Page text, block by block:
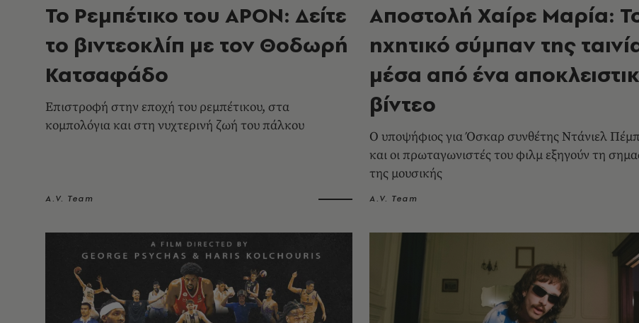
Το Ρεμπέτικο του APON: Δείτε
το βιντεοκλίπ με τον Θοδωρή
Κατσαφάδο
Επιστροφή στην εποχή του ρεμπέτικου, στα
κομπολόγια και στη νυχτερινή ζωή του πάλκου
A.V. Team
Αποστολή Χαίρε Μαρία:
ηχητικό σύμπαν της
μέσα από ένα
βίντεο
Ο υποψήφιος για Όσκαρ συνθέτης Ντάνιελ
και οι πρωταγωνιστές του φιλμ εξηγούν τη
της μουσικής
A.V. Team